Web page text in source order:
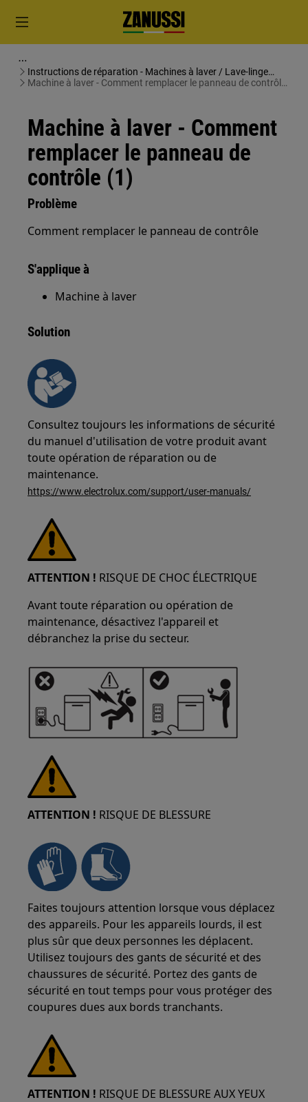
Instructions de réparation - Machines à laver / Lave-linge
séchants
Machine à laver - Comment remplacer le panneau de contrôle
Machine à laver - Comment
remplacer le panneau de
contrôle (1)
Problème
Comment remplacer le panneau de contrôle
S'applique à
Machine à laver
Solution
Consultez toujours les informations de sécurité
du manuel d'utilisation de votre produit avant
toute opération de réparation ou de
maintenance.
https://www.electrolux.com/support/user-manuals/
ATTENTION ! RISQUE DE CHOC ÉLECTRIQUE
Avant toute réparation ou opération de
maintenance, désactivez l'appareil et
débranchez la prise du secteur.
ATTENTION ! RISQUE DE BLESSURE
Faites toujours attention lorsque vous déplacez
des appareils. Pour les appareils lourds, il est
plus sûr que deux personnes les déplacent.
Utilisez toujours des gants de sécurité et des
chaussures de sécurité. Portez des gants de
sécurité en tout temps pour vous protéger des
coupures dues aux bords tranchants.
ATTENTION ! RISQUE DE BLESSURE AUX YEUX